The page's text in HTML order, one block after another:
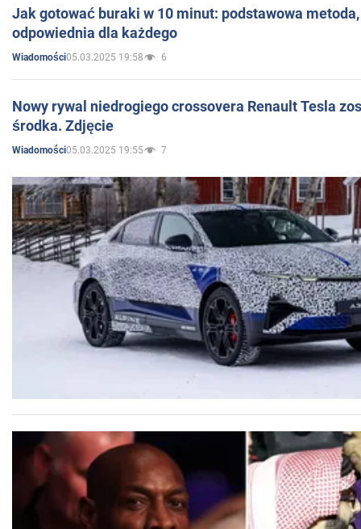
Jak gotować buraki w 10 minut: podstawowa
odpowiednia dla każdego
Wiadomości05.03.2025 19:58 6
Nowy rywal niedrogiego crossovera Renault Tesla
środka. Zdjęcie
Wiadomości05.03.2025 19:55 7